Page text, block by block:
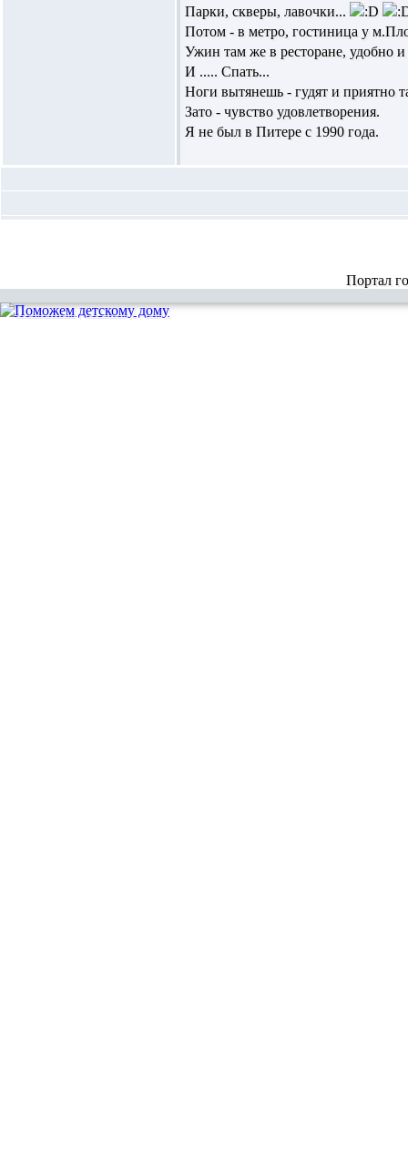
Парки, скверы, лавочки...
Потом - в метро, гостиница у
Ужин там же в ресторане, удобно и
И ..... Спать...
Ноги вытянешь - гудят и приятно
Зато - чувство удовлетворения.
Я не был в Питере с 1990 года.
Портал